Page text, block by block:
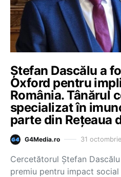
Ștefan Dascălu a
Oxford pentru
România. Tânărul
specializat în
parte din Rețeaua
G4Media.ro 31
Cercetătorul Ștefan
premiu pentru impact